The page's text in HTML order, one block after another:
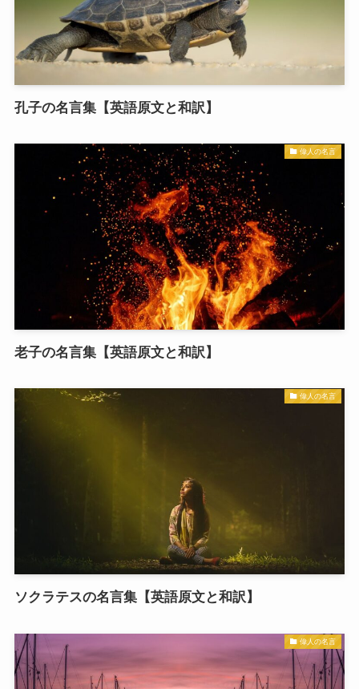
孔子の名言集【英語原文と和訳】
偉人の名言
老子の名言集【英語原文と和訳】
偉人の名言
ソクラテスの名言集【英語原文と和訳】
偉人の名言